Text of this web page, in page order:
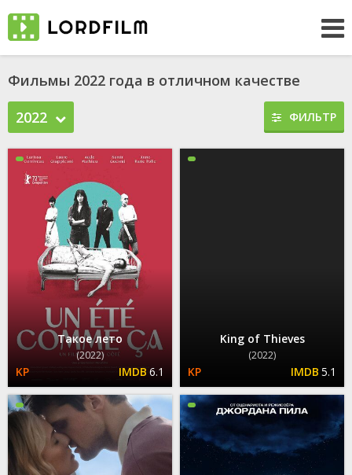
Фильмы 2022 года в отличном качестве
2022
ФИЛЬТР
Такое лето
(2022)
6.1
King of Thieves
(2022)
5.1